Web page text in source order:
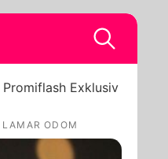
Promiflash Exklusiv
ODOM